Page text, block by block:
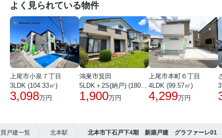
よく見られている物件
上尾市小泉７丁目
3LDK (104.33㎡)
3,098万円
鴻巣市箕田
1,900万円
上尾市本町６丁目
4LDK (99.57㎡)
4,299万円
戸建一覧 北本駅 北本市下石戸下4期 新築戸建 グラファーレ01